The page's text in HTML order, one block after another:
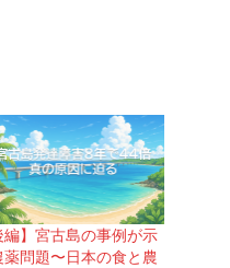
編】宮古島の事例が示
薬問題〜日本の食と農